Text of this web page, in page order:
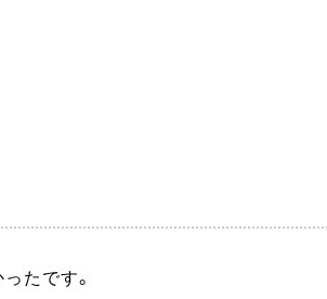
ったです。